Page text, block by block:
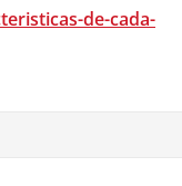
de-cada-